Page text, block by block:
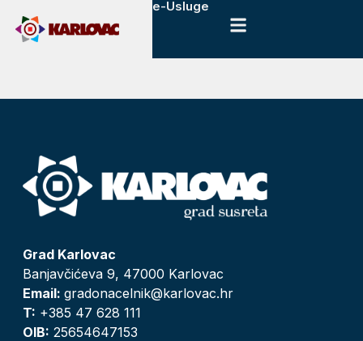
e-Usluge
Grad Karlovac
Banjavčićeva 9, 47000 Karlovac
Email: gradonacelnik@karlovac.hr
T: +385 47 628 111
OIB: 25654647153